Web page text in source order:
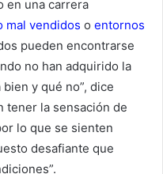
en una carrera
mal vendidos o entornos
pueden encontrarse
no han adquirido la
y qué no”, dice
tener la sensación de
lo que se sienten
desafiante que